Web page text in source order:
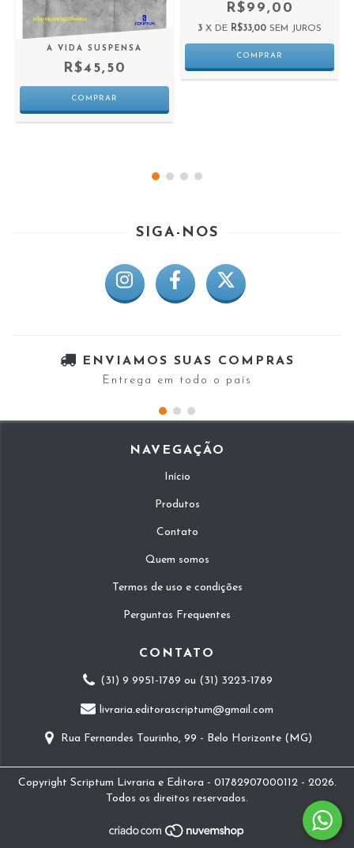
A VIDA SUSPENSA
R$45,50
R$99,00
3 X DE R$33,00 SEM JUROS
SIGA-NOS
ENVIAMOS SUAS COMPRAS
Entrega em todo o país
NAVEGAÇÃO
Início
Produtos
Contato
Quem somos
Termos de uso e condições
Perguntas Frequentes
CONTATO
(31) 9 9951-1789 ou (31) 3223-1789
livraria.editorascriptum@gmail.com
Rua Fernandes Tourinho, 99 - Belo Horizonte (MG)
Copyright Scriptum Livraria e Editora - 01782907000112 - 2026.
Todos os direitos reservados.